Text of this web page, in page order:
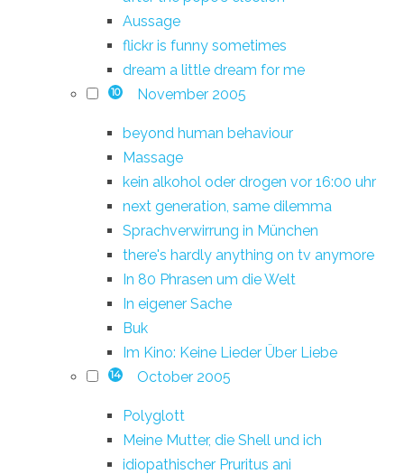
Aussage
flickr is funny sometimes
dream a little dream for me
10 November 2005
beyond human behaviour
Massage
kein alkohol oder drogen vor 16:00 uhr
next generation, same dilemma
Sprachverwirrung in München
there's hardly anything on tv anymore
In 80 Phrasen um die Welt
In eigener Sache
Buk
Im Kino: Keine Lieder Über Liebe
14 October 2005
Polyglott
Meine Mutter, die Shell und ich
idiopathischer Pruritus ani